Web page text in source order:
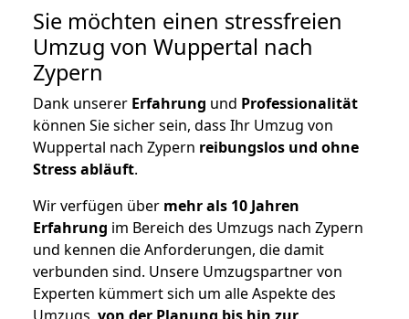
Sie möchten einen stressfreien
Umzug von Wuppertal nach
Zypern
Dank unserer Erfahrung und Professionalität
können Sie sicher sein, dass Ihr Umzug von
Wuppertal nach Zypern reibungslos und ohne
Stress abläuft.
Wir verfügen über mehr als 10 Jahren
Erfahrung im Bereich des Umzugs nach Zypern
und kennen die Anforderungen, die damit
verbunden sind. Unsere Umzugspartner von
Experten kümmert sich um alle Aspekte des